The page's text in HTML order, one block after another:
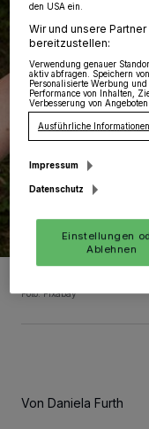
Foto: Pixabay
Von Daniela Furth
den USA ein.
Wir und unsere
bereitzustellen:
Verwendung genauer
aktiv abfragen. Speichern
Personalisierte Werbung
Performance von Inhalten,
Verbesserung von Angeboten.
Ausführliche Informationen
Impressum
Datenschutz
Einstellungen
Ablehnen